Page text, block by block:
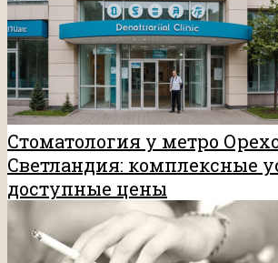
Стоматология у метро
Светландия: комплексные
доступные цены